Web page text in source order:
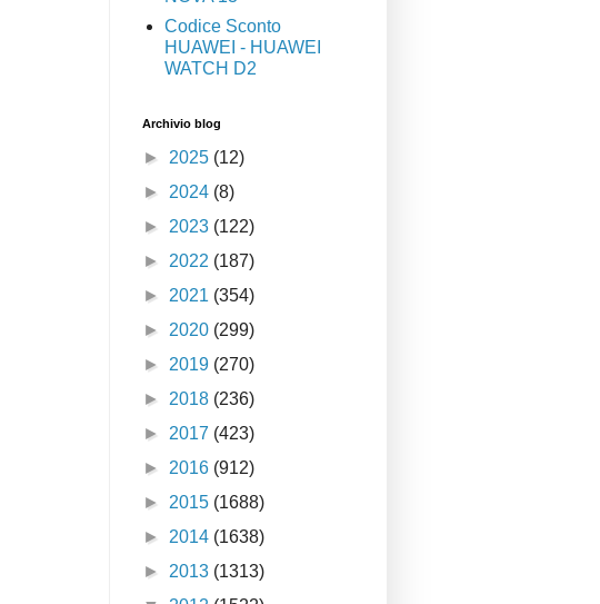
Codice Sconto
HUAWEI - HUAWEI
WATCH D2
Archivio blog
► 2025 (12)
► 2024 (8)
► 2023 (122)
► 2022 (187)
► 2021 (354)
► 2020 (299)
► 2019 (270)
► 2018 (236)
► 2017 (423)
► 2016 (912)
► 2015 (1688)
► 2014 (1638)
► 2013 (1313)